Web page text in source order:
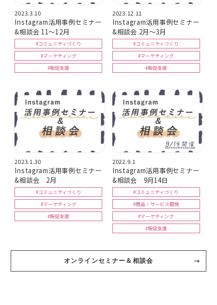
2023.3.10
Instagram活用事例セミナー
&相談会 11～12月
#コミュニティづくり
#マーケティング
#販促支援
2023.12.11
Instagram活用事例セミナー
&相談会 2月～3月
#コミュニティづくり
#マーケティング
#販促支援
2023.1.30
Instagram活用事例セミナー
&相談会 2月
#コミュニティづくり
#マーケティング
#販促支援
2022.9.1
Instagram活用事例セミナー
&相談会 9月14日
#コミュニティづくり
#商品・サービス開発
#マーケティング
#販促支援
オンラインセミナー＆相談会